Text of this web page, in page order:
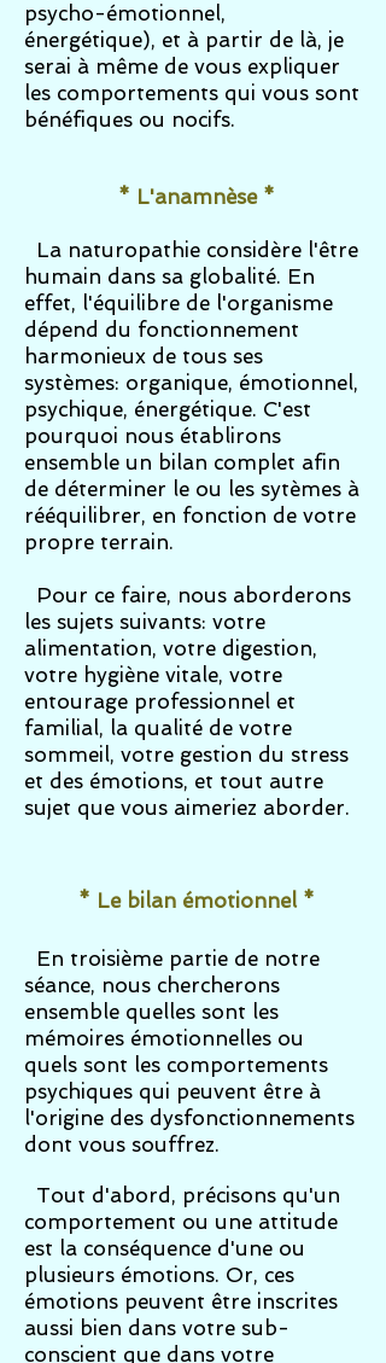
psycho-émotionnel,
énergétique), et à partir de là, je
serai à même de vous expliquer
les comportements qui vous sont
bénéfiques ou nocifs.
* L'anamnèse *
La naturopathie considère l'être
humain dans sa globalité. En
effet, l'équilibre de l'organisme
dépend du fonctionnement
harmonieux de tous ses
systèmes: organique, émotionnel,
psychique, énergétique. C'est
pourquoi nous établirons
ensemble un bilan complet afin
de déterminer le ou les sytèmes à
rééquilibrer, en fonction de votre
propre terrain.
Pour ce faire, nous aborderons
les sujets suivants: votre
alimentation, votre digestion,
votre hygiène vitale, votre
entourage professionnel et
familial, la qualité de votre
sommeil, votre gestion du stress
et des émotions, et tout autre
sujet que vous aimeriez aborder.
* Le bilan émotionnel *
En troisième partie de notre
séance, nous chercherons
ensemble quelles sont les
mémoires émotionnelles ou
quels sont les comportements
psychiques qui peuvent être à
l'origine des dysfonctionnements
dont vous souffrez.
Tout d'abord, précisons qu'un
comportement ou une attitude
est la conséquence d'une ou
plusieurs émotions. Or, ces
émotions peuvent être inscrites
aussi bien dans votre sub-
conscient que dans votre